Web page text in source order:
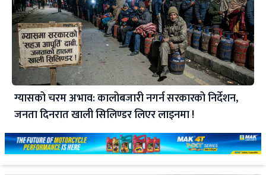
ग्यासको चरम अभाव: कालोबजारी नगर्न सरकारको निर्देशन,
जनता दिनरात खाली सिलिण्डर लिएर लाइनमा !